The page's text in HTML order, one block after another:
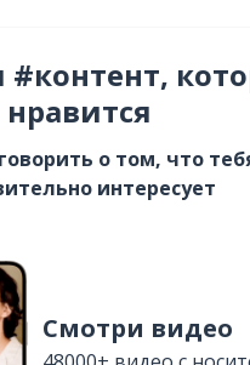
нравится
о том, что
интересует
Смотри видео